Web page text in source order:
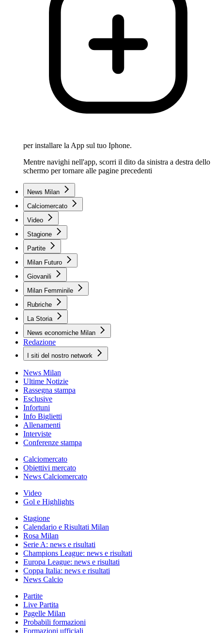
per installare la App sul tuo Iphone.
Mentre navighi nell'app, scorri il dito da sinistra a destra dello
schermo per tornare alle pagine precedenti
News Milan
Calciomercato
Video
Stagione
Partite
Milan Futuro
Giovanili
Milan Femminile
Rubriche
La Storia
News economiche Milan
Redazione
I siti del nostro network
News Milan
Ultime Notizie
Rassegna stampa
Esclusive
Infortuni
Info Biglietti
Allenamenti
Interviste
Conferenze stampa
Calciomercato
Obiettivi mercato
News Calciomercato
Video
Gol e Highlights
Stagione
Calendario e Risultati Milan
Rosa Milan
Serie A: news e risultati
Champions League: news e risultati
Europa League: news e risultati
Coppa Italia: news e risultati
News Calcio
Partite
Live Partita
Pagelle Milan
Probabili formazioni
Formazioni ufficiali